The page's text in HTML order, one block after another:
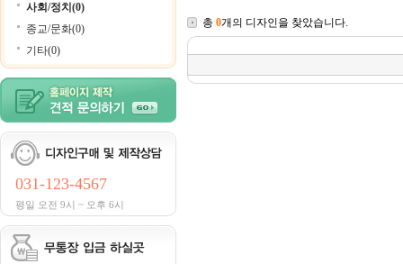
사회/정치(0)
종교/문화(0)
기타(0)
031-123-4567
평일 오전 9시 ~ 오후 6시
총 0개의 디자인을 찾았습니다.